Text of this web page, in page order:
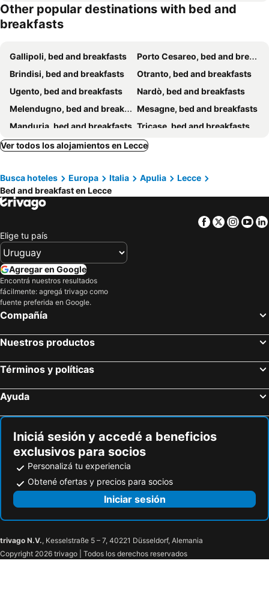
Other popular destinations with bed and
breakfasts
Gallipoli, bed and breakfasts
Porto Cesareo, bed and breakfasts
Brindisi, bed and breakfasts
Otranto, bed and breakfasts
Ugento, bed and breakfasts
Nardò, bed and breakfasts
Melendugno, bed and breakfasts
Mesagne, bed and breakfasts
Manduria, bed and breakfasts Tricase, bed and breakfasts
Avetrana, bed and breakfasts
Parabita, bed and breakfasts
Torre Santa Susanna, bed and breakfasts
Véglie, bed and breakfasts
Alliste, bed and breakfasts
Taviano, bed and breakfasts
Galatina, bed and breakfasts
Alezio, bed and breakfasts
Novoli, bed and breakfasts
San Pietro Vernotico, bed and breakfasts
Leverano, bed and breakfasts
Galatone, bed and breakfasts
Lequile, bed and breakfasts
Cavallino, bed and breakfasts Vernole, bed and breakfasts
Diso, bed and breakfasts
Sannicola, bed and breakfasts
Muro Leccese, bed and breakfasts
Ver todos los alojamientos en Lecce
Busca hoteles Europa Italia Apulia
Lecce
Bed and breakfast en Lecce
Facebook
Twitter
Elige tu país
Agregar en Google
Encontrá nuestros resultados
fácilmente: agregá trivago como
fuente preferida en Google.
Compañía
Nuestros productos
Términos y políticas
Ayuda
Iniciá sesión y accedé a beneficios
exclusivos para socios
Personalizá tu experiencia
Obtené ofertas y precios para socios
Iniciar sesión
trivago N.V., Kesselstraße 5 – 7, 40221 Düsseldorf, Alemania
Copyright 2026 trivago | Todos los derechos reservados